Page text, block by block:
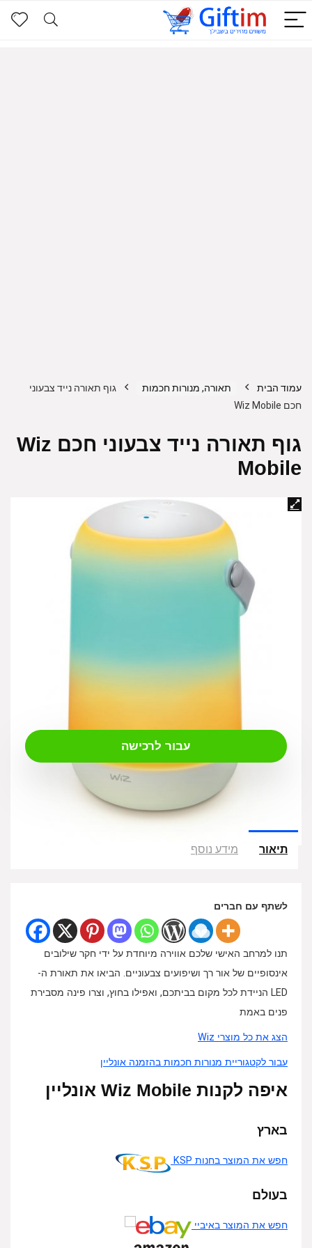
עמוד הבית תאורה, מנורות חכמות
גוף תאורה נייד צבעוני
חכם Wiz Mobile
גוף תאורה נייד צבעוני חכם Wiz
Mobile
389.00
עבור לרכישה
תיאור מידע נוסף
לשתף עם חברים
תנו למרחב האישי שלכם אווירה מיוחדת על ידי חקר שילובים
אינסופיים של אור רך ושיפועים צבעוניים. הביאו את תאורת ה-
LED הניידת לכל מקום בביתכם, ואפילו בחוץ, וצרו פינה מסבירת
פנים באמת
הצג את כל מוצרי Wiz
עבור לקטגוריית מנורות חכמות בהזמנה אונליין
איפה לקנות Wiz Mobile אונליין
בארץ
חפש את המוצר בחנות KSP
בעולם
חפש את המוצר באיביי